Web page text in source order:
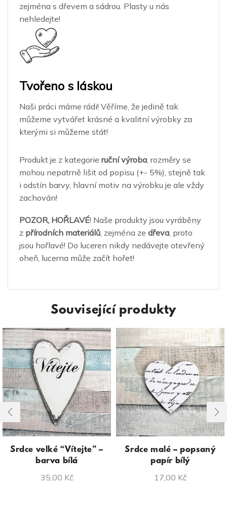
zejména s dřevem a sádrou. Plasty u nás
nehledejte!
Tvořeno s láskou
Naši práci máme rádi! Věříme, že jedině tak
můžeme vytvářet krásné a kvalitní výrobky za
kterými si můžeme stát!
Produkt je z kategorieruční výroba , rozměry se
mohou nepatrně lišit od popisu (+- 5%), stejně tak
i odstín barvy, hlavní motiv na výrobku je ale vždy
zachován!
POZOR, HOŘLAVÉ! Naše produkty jsou vyráběny
z přírodních materiálů , zejména zedřeva , proto
jsou hořlavé! Do luceren nikdy nedávejte otevřený
oheň, lucerna může začít hořet!
Související produkty
Srdce velké “Vítejte” –
barva bílá
35,00 Kč
Srdce malé – popsaný
papír bílý
17,00 Kč